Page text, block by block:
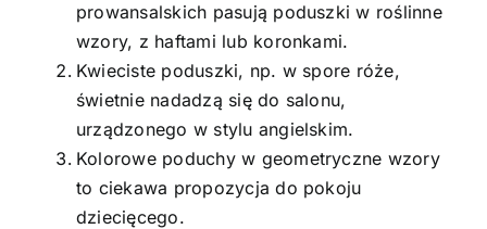
prowansalskich pasują poduszki w roślinne
wzory, z haftami lub koronkami.
Kwieciste poduszki, np. w spore róże,
świetnie nadadzą się do salonu,
urządzonego w stylu angielskim.
Kolorowe poduchy w geometryczne wzory
to ciekawa propozycja do pokoju
dziecięcego.